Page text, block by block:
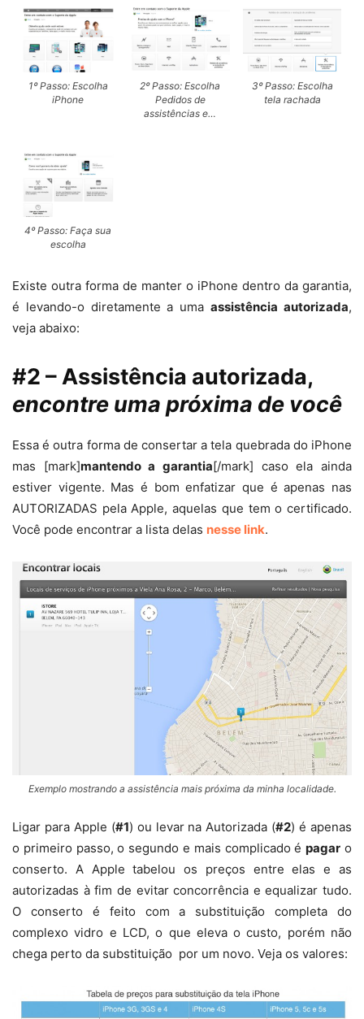
1º Passo: Escolha
iPhone
2º Passo: Escolha
Pedidos de
assistências e…
3º Passo: Escolha
tela rachada
4º Passo: Faça sua
escolha
Existe outra forma de manter o iPhone dentro da garantia,
é levando-o diretamente a umaassistência autorizada,
veja abaixo:
#2 – Assistência autorizada,
encontre uma próxima de você
Essa é outra forma de consertar a tela quebrada do iPhone
mas [mark]mantendo a garantia[/mark] caso ela ainda
estiver vigente. Mas é bom enfatizar que é apenas nas
AUTORIZADAS pela Apple, aquelas que tem o certificado.
Você pode encontrar a lista delas nesse link.
Exemplo mostrando a assistência mais próxima da minha localidade.
Ligar para Apple (#1) ou levar na Autorizada (#2) é apenas
o primeiro passo, o segundo e mais complicado épagar o
conserto. A Apple tabelou os preços entre elas e as
autorizadas à fim de evitar concorrência e equalizar tudo.
O conserto é feito com a substituição completa do
complexo vidro e LCD, o que eleva o custo, porém não
chega perto da substituição por um novo. Veja os valores: